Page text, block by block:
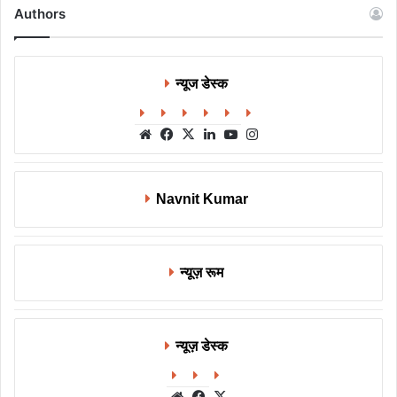
Authors
न्यूज डेस्क
WebsiteFacebook
X LinkedInYouTube
Navnit Kumar
न्यूज़ रूम
न्यूज़ डेस्क